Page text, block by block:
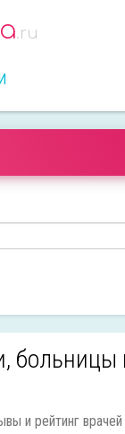
.ru
больницы
и рейтинг врачей